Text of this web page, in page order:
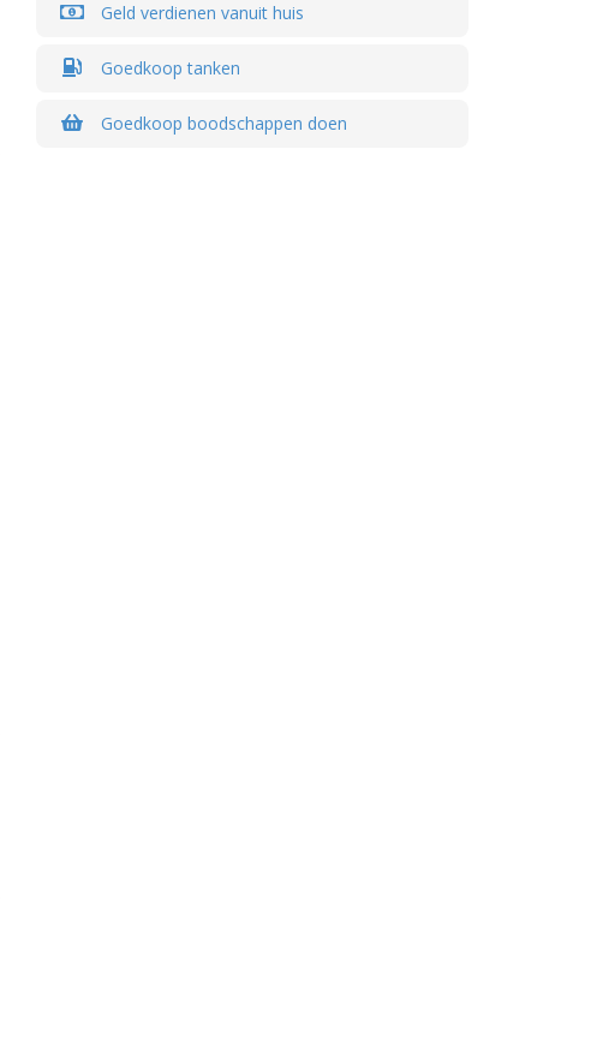
Geld verdienen vanuit huis
Goedkoop tanken
Goedkoop boodschappen doen